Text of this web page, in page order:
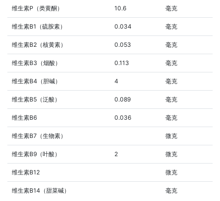
维生素P（类黄酮） 10.6 毫克
维生素B1（硫胺素） 0.034 毫克
维生素B2（核黄素） 0.053 毫克
维生素B3（烟酸） 0.113 毫克
维生素B4（胆碱） 4 毫克
维生素B5（泛酸） 0.089 毫克
维生素B6 0.036 毫克
维生素B7（生物素） 微克
维生素B9（叶酸） 2 微克
维生素B12 微克
维生素B14（甜菜碱） 毫克